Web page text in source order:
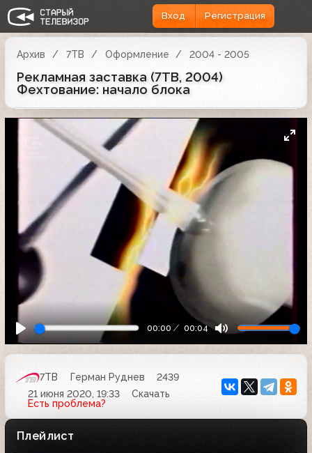
Вход Регистрация
Архив 7ТВ Оформление 2004 - 2005
Рекламная заставка (7ТВ, 2004)
Фехтование: начало блока
00:00 00:04
7ТВ Герман Руднев
2439
21 июня 2020, 19:33
Скачать
Есть проблема?
Плейлист